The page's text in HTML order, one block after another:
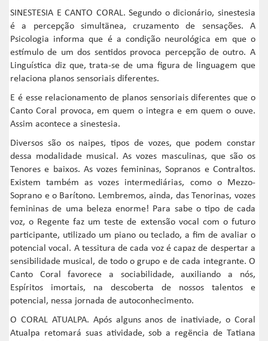
SINESTESIA E CANTO CORAL. Segundo o dicionário, sinestesia
é a percepção simultänea, cruzamento de sensações. A
Psicologia informa que é a condição neurológica em que o
estímulo de um dos sentidos provoca percepção de outro. A
Linguística diz que, trata-se de uma figura de linguagem que
relaciona planos sensoriais diferentes.
E é esse relacionamento de planos sensoriais diferentes que o
Canto Coral provoca, em quem o integra e em quem o ouve.
Assim acontece a sinestesia.
Diversos são os naipes, tipos de vozes, que podem constar
dessa modalidade musical. As vozes masculinas, que são os
Tenores e baixos. As vozes femininas, Sopranos e Contraltos.
Existem também as vozes intermediárias, como o Mezzo-
Soprano e o Barítono. Lembremos, ainda, das Tenorinas, vozes
femininas de uma beleza enorme! Para sabe o tipo de cada
voz, o Regente faz um teste de extensão vocal com o futuro
participante, utilizado um piano ou teclado, a fim de avaliar o
potencial vocal. A tessitura de cada voz é capaz de despertar a
sensibilidade musical, de todo o grupo e de cada integrante. O
Canto Coral favorece a sociabilidade, auxiliando a nós,
Espíritos imortais, na descoberta de nossos talentos e
potencial, nessa jornada de autoconhecimento.
O CORAL ATUALPA. Após alguns anos de inativiade, o Coral
Atualpa retomará suas atividade, sob a regëncia de Tatiana